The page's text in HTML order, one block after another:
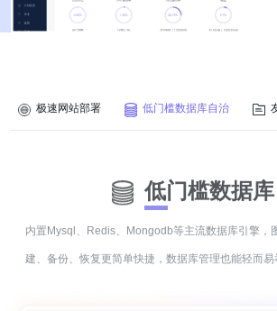
极速网站部署 低门槛数据库自治
低门槛数据
内置Mysql、Redis、Mongodb等主流数据库引擎，
建、备份、恢复更简单快捷，数据库管理也能轻而易